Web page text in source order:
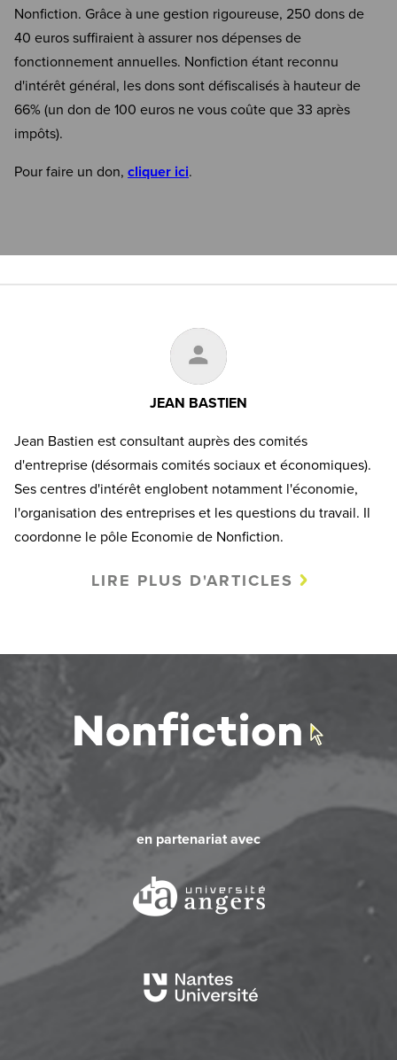
Nonfiction. Grâce à une gestion rigoureuse, 250 dons de
40 euros suffiraient à assurer nos dépenses de
fonctionnement annuelles. Nonfiction étant reconnu
d'intérêt général, les dons sont défiscalisés à hauteur de
66% (un don de 100 euros ne vous coûte que 33 après
impôts).
Pour faire un don, cliquer ici.
JEAN BASTIEN
Jean Bastien est consultant auprès des comités
d'entreprise (désormais comités sociaux et économiques).
Ses centres d'intérêt englobent notamment l'économie,
l'organisation des entreprises et les questions du travail. Il
coordonne le pôle Economie de Nonfiction.
LIRE PLUS D'ARTICLES
en partenariat avec